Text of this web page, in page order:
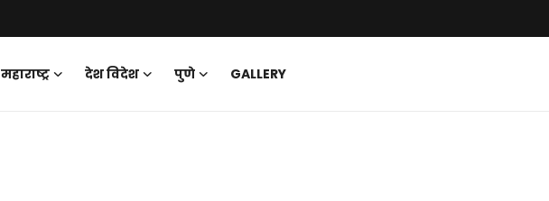
महाराष्ट्र देश विदेश पुणे
GALLERY